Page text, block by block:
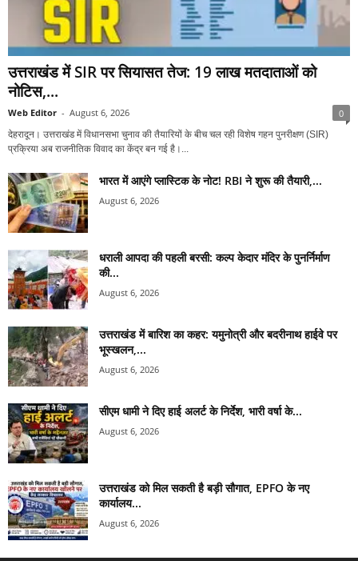
उत्तराखंड में SIR पर सियासत तेज: 19 लाख मतदाताओं को
नोटिस,...
Web Editor - August 6, 2026 0
देहरादून। उत्तराखंड में विधानसभा चुनाव की तैयारियों के बीच चल रही विशेष गहन पुनरीक्षण (SIR)
प्रक्रिया अब राजनीतिक विवाद का केंद्र बन गई है।...
भारत में आएंगे प्लास्टिक के नोट! RBI ने शुरू की तैयारी,...
August 6, 2026
धराली आपदा की पहली बरसी: कल्प केदार मंदिर के पुनर्निर्माण
की...
August 6, 2026
उत्तराखंड में बारिश का कहर: यमुनोत्री और बदरीनाथ हाईवे पर
भूस्खलन,...
August 6, 2026
सीएम धामी ने दिए हाई अलर्ट के निर्देश, भारी वर्षा के...
August 6, 2026
उत्तराखंड को मिल सकती है बड़ी सौगात, EPFO के नए
कार्यालय...
August 6, 2026